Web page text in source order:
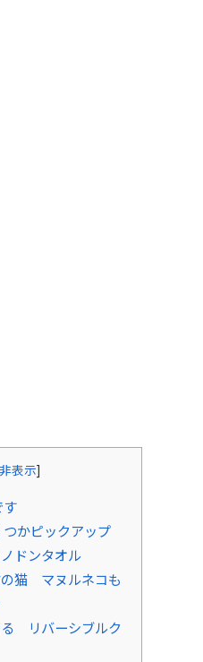
非表示]
す
かピックアップ
ドンタオル
猫 マヌルネコも
リバーシブルク